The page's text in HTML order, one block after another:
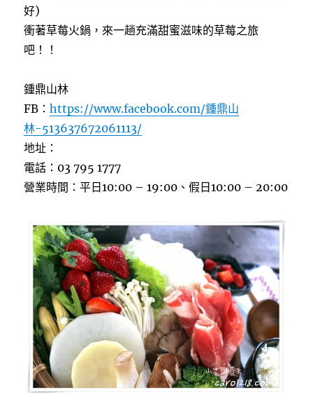
好)
衝著草莓火鍋，來一趟充滿甜蜜滋味的草莓之旅
吧！！
鍾鼎山林
FB：https://www.facebook.com/鍾鼎山
林-513637672061113/
地址：
電話：03 795 1777
營業時間：平日10:00 – 19:00、假日10:00 – 20:00